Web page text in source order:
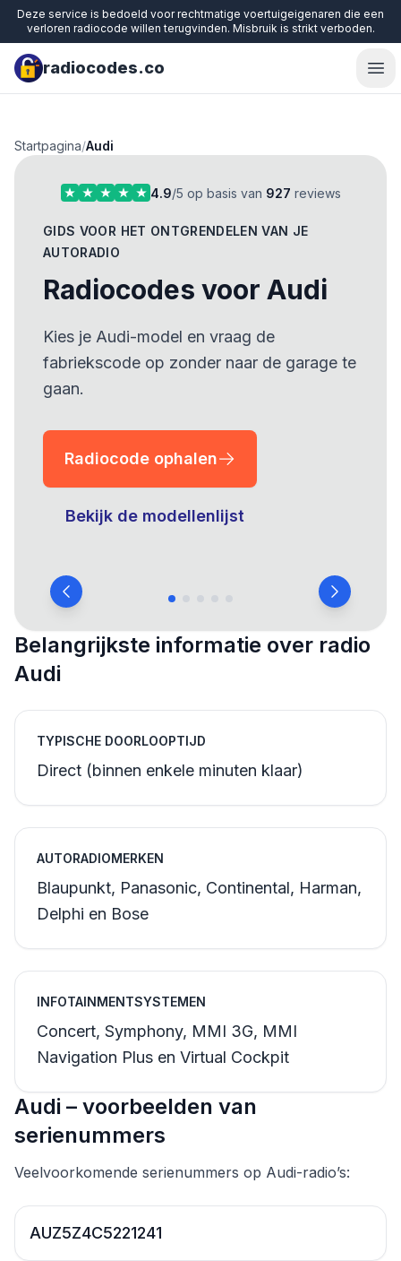
Deze service is bedoeld voor rechtmatige voertuigeigenaren die een
verloren radiocode willen terugvinden. Misbruik is strikt verboden.
radiocodes.co
Startpagina/Audi
4.9/5 op basis van 927 reviews
GIDS VOOR HET ONTGRENDELEN VAN JE
AUTORADIO
Radiocodes voor Audi
Kies je Audi-model en vraag de
fabriekscode op zonder naar de garage te
gaan.
Radiocode ophalen
Bekijk de modellenlijst
Belangrijkste informatie over radio
Audi
TYPISCHE DOORLOOPTIJD
Direct (binnen enkele minuten klaar)
AUTORADIOMERKEN
Blaupunkt, Panasonic, Continental, Harman,
Delphi en Bose
INFOTAINMENTSYSTEMEN
Concert, Symphony, MMI 3G, MMI
Navigation Plus en Virtual Cockpit
Audi – voorbeelden van
serienummers
Veelvoorkomende serienummers op Audi-radio’s:
AUZ5Z4C5221241